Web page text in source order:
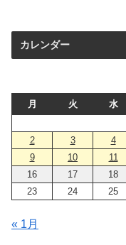
カレンダー
月 火 水
2
3 4
9
10 11
16
17 18
23
24 25
« 1月